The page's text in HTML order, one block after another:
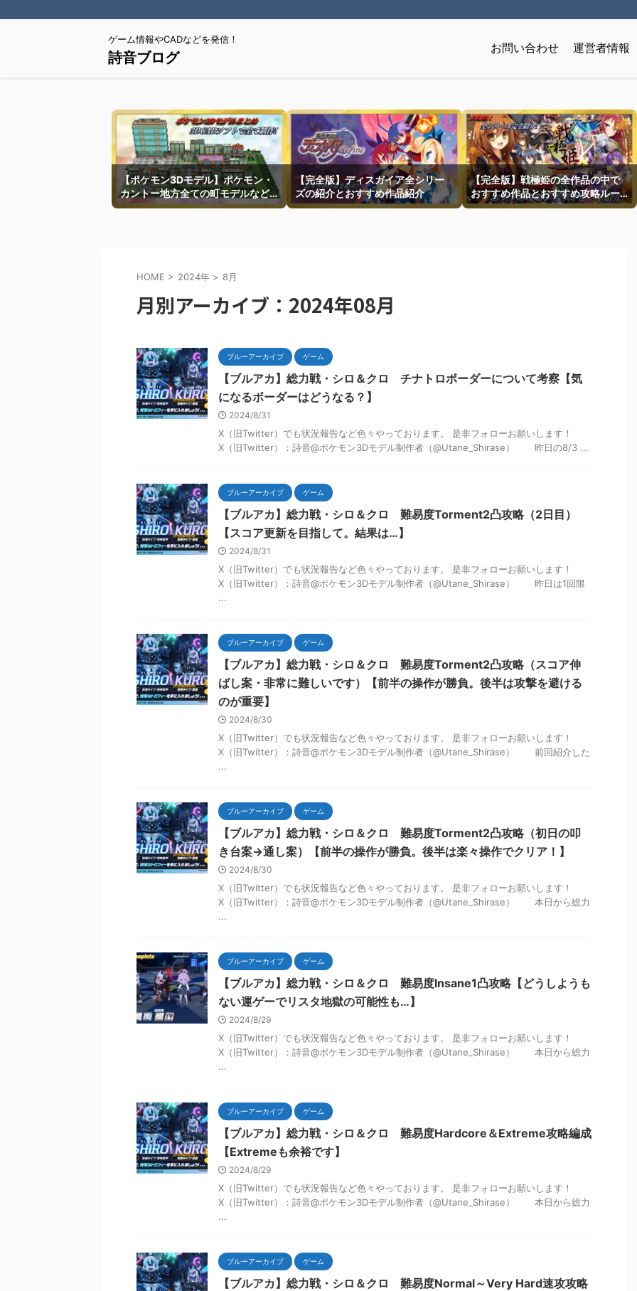
ゲーム情報やCADなどを発信！
詩音ブログ
お問い合わせ 運営者情報
【ポケモン3Dモデル】ポケモン・
カントー地方全ての町モデルなど
を紹介
【完全版】ディスガイア全シリー
ズの紹介とおすすめ作品紹介
【完全版】戦極姫の全作品の中で
おすすめ作品とおすすめ攻略ルー
トを一挙紹介
HOME > 2024年 > 8月
月別アーカイブ：2024年08月
ブルーアーカイブ ゲーム
【ブルアカ】総力戦・シロ＆クロ チナトロボーダーについて考察【気
になるボーダーはどうなる？】
2024/8/31
X（旧Twitter）でも状況報告など色々やっております。 是非フォローお願いします！
X（旧Twitter）：詩音@ポケモン3Dモデル制作者（@Utane_Shirase） 昨日の8/3 ...
ブルーアーカイブ ゲーム
【ブルアカ】総力戦・シロ＆クロ 難易度Torment2凸攻略（2日目）
【スコア更新を目指して。結果は…】
2024/8/31
X（旧Twitter）でも状況報告など色々やっております。 是非フォローお願いします！
X（旧Twitter）：詩音@ポケモン3Dモデル制作者（@Utane_Shirase） 昨日は1回限
...
ブルーアーカイブ ゲーム
【ブルアカ】総力戦・シロ＆クロ 難易度Torment2凸攻略（スコア伸
ばし案・非常に難しいです）【前半の操作が勝負。後半は攻撃を避ける
のが重要】
2024/8/30
X（旧Twitter）でも状況報告など色々やっております。 是非フォローお願いします！
X（旧Twitter）：詩音@ポケモン3Dモデル制作者（@Utane_Shirase） 前回紹介した
...
ブルーアーカイブ ゲーム
【ブルアカ】総力戦・シロ＆クロ 難易度Torment2凸攻略（初日の叩
き台案→通し案）【前半の操作が勝負。後半は楽々操作でクリア！】
2024/8/30
X（旧Twitter）でも状況報告など色々やっております。 是非フォローお願いします！
X（旧Twitter）：詩音@ポケモン3Dモデル制作者（@Utane_Shirase） 本日から総力
...
ブルーアーカイブ ゲーム
【ブルアカ】総力戦・シロ＆クロ 難易度Insane1凸攻略【どうしようも
ない運ゲーでリスタ地獄の可能性も…】
2024/8/29
X（旧Twitter）でも状況報告など色々やっております。 是非フォローお願いします！
X（旧Twitter）：詩音@ポケモン3Dモデル制作者（@Utane_Shirase） 本日から総力
...
ブルーアーカイブ ゲーム
【ブルアカ】総力戦・シロ＆クロ 難易度Hardcore＆Extreme攻略編成
【Extremeも余裕です】
2024/8/29
X（旧Twitter）でも状況報告など色々やっております。 是非フォローお願いします！
X（旧Twitter）：詩音@ポケモン3Dモデル制作者（@Utane_Shirase） 本日から総力
...
ブルーアーカイブ ゲーム
【ブルアカ】総力戦・シロ＆クロ 難易度Normal～Very Hard速攻攻略